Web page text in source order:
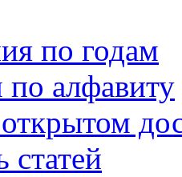
по годам
алфавиту
статей